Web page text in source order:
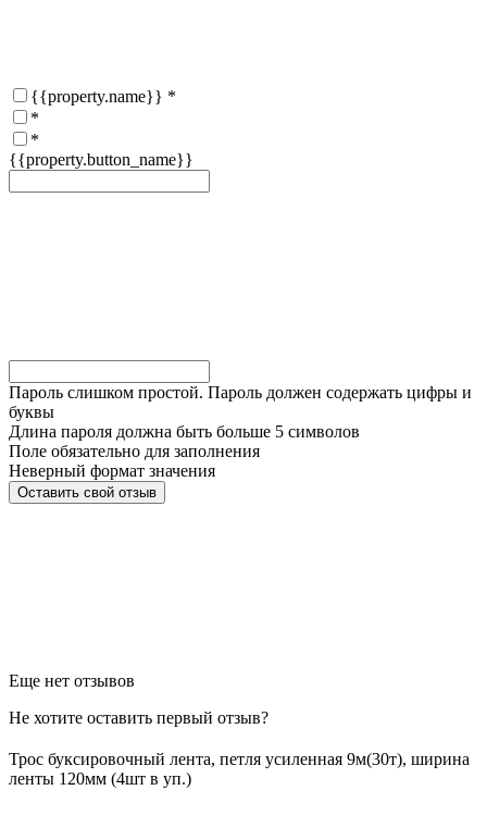
{{property.name}} *
*
*
{{property.button_name}}
Пароль слишком простой. Пароль должен содержать цифры и
буквы
Длина пароля должна быть больше 5 символов
Поле обязательно для заполнения
Неверный формат значения
Еще нет отзывов
Не хотите оставить первый отзыв?
Трос буксировочный лента, петля усиленная 9м(30т), ширина
ленты 120мм (4шт в уп.)